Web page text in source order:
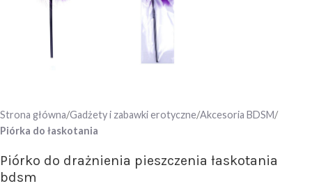
Strona główna Gadżety i zabawki erotyczne Akcesoria BDSM
Piórka do łaskotania
Piórko do drażnienia pieszczenia łaskotania
bdsm